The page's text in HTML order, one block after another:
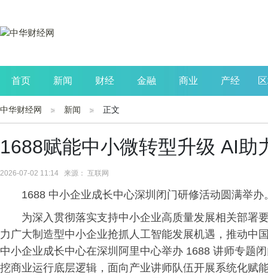
首页 新闻 财经 金融 商业 产经
公司 生活 读书
中华财经网 新闻 正文
1688赋能中小微转型升级 AI助
2026-07-02 11:14 来源： 互联网
1688 中小企业成长中心深圳闭门研修活动圆满举办
为深入贯彻落实支持中小企业高质量发展相关部署
力广大制造型中小企业抢抓人工智能发展机遇，推动中
中小企业成长中心在深圳阿里中心举办 1688 讲师专题
挖商业运行底层逻辑，面向产业讲师队伍开展系统化赋